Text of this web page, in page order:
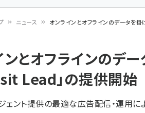
ニュース オンラインとオフラインのデータを
ンとオフラインのデ
Lead」の提供開始
ェント提供の最適な広告配信・運用